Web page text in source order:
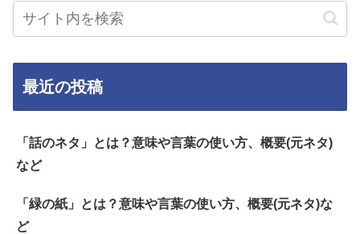
最近の投稿
「話のネタ」とは？意味や言葉の使い方、概要(元ネタ)
など
「緑の紙」とは？意味や言葉の使い方、概要(元ネタ)な
ど